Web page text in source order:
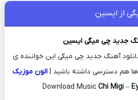
از ایسین
جدید چی میگیایسین
آهنگ جدید چی میگی این خواننده ی
ها هم دسترسی داشته باشید |الون موزیک
Download Music Chi Migi –